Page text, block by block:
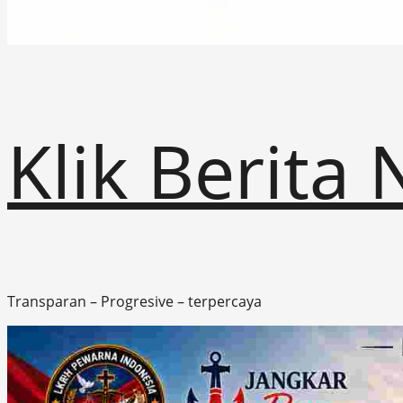
Klik Berita
Transparan – Progresive – terpercaya